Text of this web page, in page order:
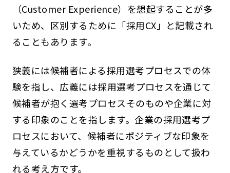
（Customer Experience）を想起することが多
いため、区別するために「採用CX」と記載され
ることもあります。
狭義には候補者による採用選考プロセスでの体
験を指し、広義には採用選考プロセスを通じて
候補者が抱く選考プロセスそのものや企業に対
する印象のことを指します。企業の採用選考プ
ロセスにおいて、候補者にポジティブな印象を
与えているかどうかを重視するものとして扱わ
れる考え方です。